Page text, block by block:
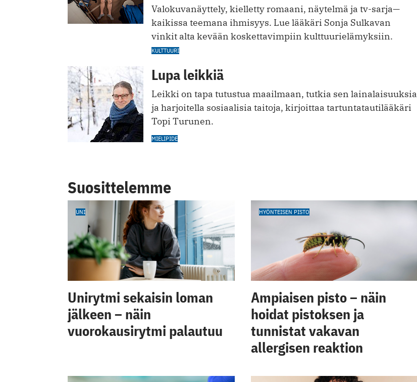
Valokuvanäyttely, k ielletty romaani, näytelmä ja tv-sarja—
kaikissa teemana ihmisyys. Lue lääkäri Sonja Sulkavan
vinkit alta kevään koskettavimpiin kulttuurielämyksiin.
KULTTUURI
Lupa leikkiä
Leikki on tapa tutustua maailmaan, tutkia sen lainalaisuuksia
ja harjoitella sosiaalisia taitoja, kirjoittaa tartuntatautilääkäri
Topi Turunen.
MIELIPIDE
Suosittelemme
UNI
Unirytmi sekaisin loman
jälkeen – näin
vuorokausirytmi palautuu
HYÖNTEISEN PISTO
Ampiaisen pisto – näin
hoidat pistoksen ja
tunnistat vakavan
allergisen reaktion